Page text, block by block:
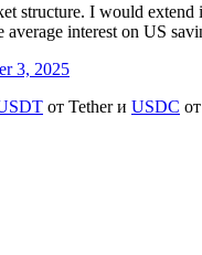
structure. I would
average interest on US
3, 2025
от Tether и USDC